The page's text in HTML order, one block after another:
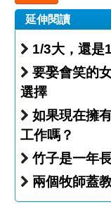
延伸閱讀
1/3大，還是
要娶會笑的女孩 人生開心與否 50
選擇
如果現在擁
工作嗎？
竹子是一年
兩個牧師蓋